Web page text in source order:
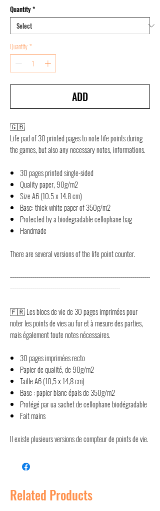
Quantity *
Quantity *
ADD
🇬🇧
Life pad of 30 printed pages to note life points during
the games, but also any necessary notes, informations.
30 pages printed single-sided
Quality paper, 90g/m2
Size A6 (10.5 x 14.8 cm)
Base: thick white paper of 350g/m2
Protected by a biodegradable cellophane bag
Handmade
There are several versions of the life point counter.
----------------------------------------------------------------------
-------------------------------------------------------
🇫🇷 Les blocs de vie de 30 pages imprimées pour
noter les points de vies au fur et à mesure des parties,
mais également toute notes nécessaires.
30 pages imprimées recto
Papier de qualité, de 90g/m2
Taille A6 (10,5 x 14,8 cm)
Base : papier blanc épais de 350g/m2
Protégé par ua sachet de cellophane biodégradable
Fait mains
Il existe plusieurs versions de compteur de points de vie.
Related Products